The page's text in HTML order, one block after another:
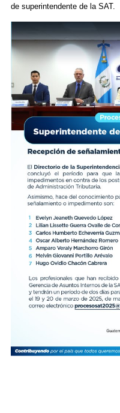
de superintendente de la SAT.